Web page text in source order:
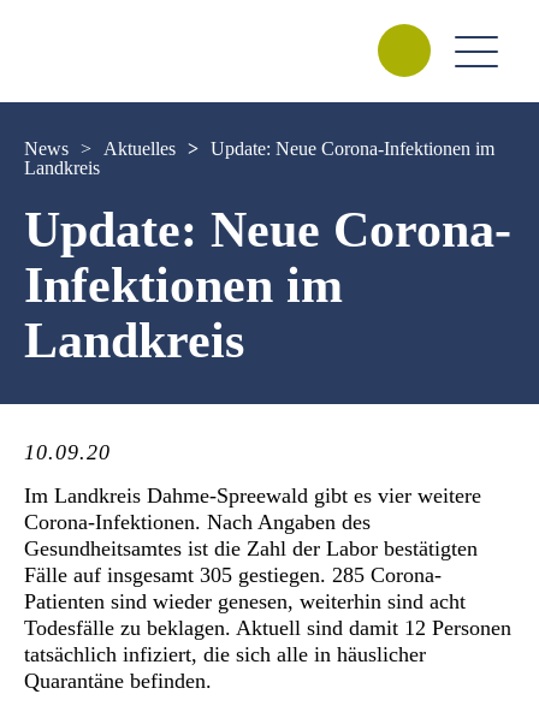
News > Aktuelles > Update: Neue Corona-Infektionen im
Landkreis
Update: Neue Corona-
Infektionen im
Landkreis
10.09.20
Im Landkreis Dahme-Spreewald gibt es vier weitere
Corona-Infektionen. Nach Angaben des
Gesundheitsamtes ist die Zahl der Labor bestätigten
Fälle auf insgesamt 305 gestiegen. 285 Corona-
Patienten sind wieder genesen, weiterhin sind acht
Todesfälle zu beklagen. Aktuell sind damit 12 Personen
tatsächlich infiziert, die sich alle in häuslicher
Quarantäne befinden.